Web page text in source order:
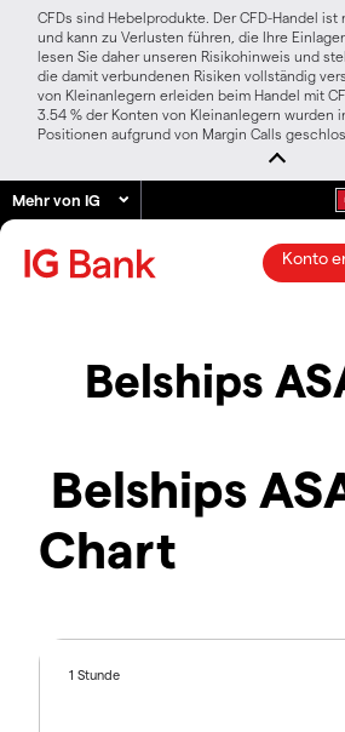
CFDs sind Hebelprodukte. Der CFD-Handel
und kann zu Verlusten führen, die Ihre
lesen Sie daher unseren Risikohinweis und
die damit verbundenen Risiken vollständig
von Kleinanlegern erleiden beim Handel mit
3.54 % der Konten von Kleinanlegern wurden
Positionen aufgrund von Margin Calls
Mehr von IG
Konto
Belships
Belships
Chart
1 Stunde